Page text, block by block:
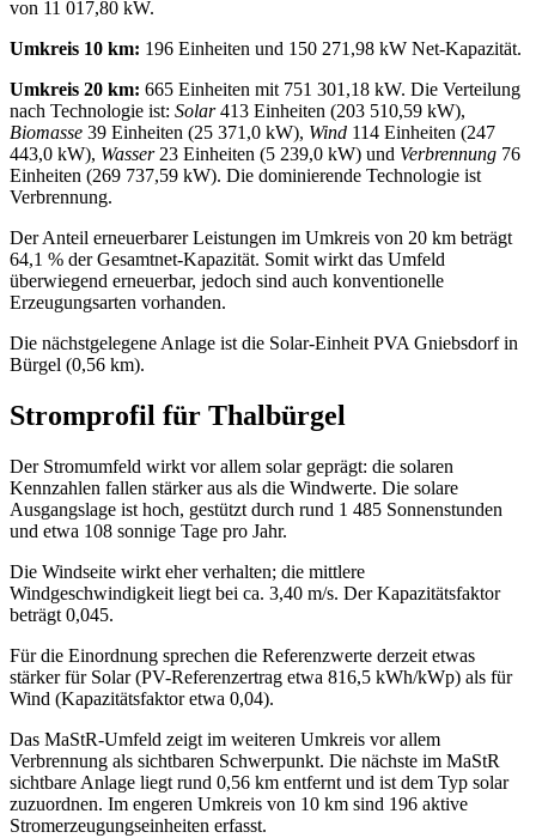
von 11 017,80 kW.
Umkreis 10 km: 196 Einheiten und 150 271,98 kW Net‑Kapazität.
Umkreis 20 km: 665 Einheiten mit 751 301,18 kW. Die Verteilung
nach Technologie ist: Solar413 Einheiten (203 510,59 kW),
Biomasse 39 Einheiten (25 371,0 kW), Wind 114 Einheiten (247
443,0 kW), Wasser23 Einheiten (5 239,0 kW) und Verbrennung 76
Einheiten (269 737,59 kW). Die dominierende Technologie ist
Verbrennung.
Der Anteil erneuerbarer Leistungen im Umkreis von 20 km beträgt
64,1 % der Gesamtnet‑Kapazität. Somit wirkt das Umfeld
überwiegend erneuerbar, jedoch sind auch konventionelle
Erzeugungsarten vorhanden.
Die nächstgelegene Anlage ist die Solar‑Einheit PVA Gniebsdorf in
Bürgel (0,56 km).
Stromprofil für Thalbürgel
Der Stromumfeld wirkt vor allem solar geprägt: die solaren
Kennzahlen fallen stärker aus als die Windwerte. Die solare
Ausgangslage ist hoch, gestützt durch rund 1 485 Sonnenstunden
und etwa 108 sonnige Tage pro Jahr.
Die Windseite wirkt eher verhalten; die mittlere
Windgeschwindigkeit liegt bei ca. 3,40 m/s. Der Kapazitätsfaktor
beträgt 0,045.
Für die Einordnung sprechen die Referenzwerte derzeit etwas
stärker für Solar (PV-Referenzertrag etwa 816,5 kWh/kWp) als für
Wind (Kapazitätsfaktor etwa 0,04).
Das MaStR‑Umfeld zeigt im weiteren Umkreis vor allem
Verbrennung als sichtbaren Schwerpunkt. Die nächste im MaStR
sichtbare Anlage liegt rund 0,56 km entfernt und ist dem Typ solar
zuzuordnen. Im engeren Umkreis von 10 km sind 196 aktive
Stromerzeugungseinheiten erfasst.